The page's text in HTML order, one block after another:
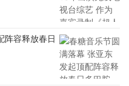
阵容释放春日